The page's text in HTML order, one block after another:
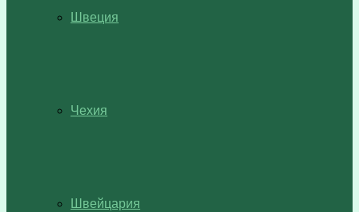
Швеция
Чехия
Швейцария